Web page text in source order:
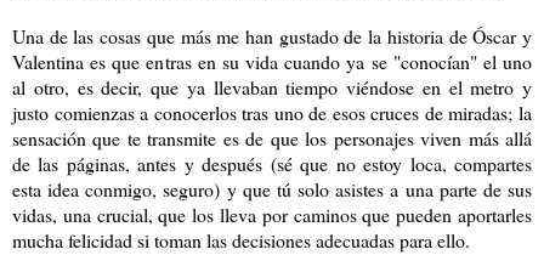
Una de las cosas que más me han gustado de la historia de Óscar y
Valentina es que entras en su vida cuando ya se "conocían" el uno
al otro, es decir, que ya llevaban tiempo viéndose en el metro y
justo comienzas a conocerlos tras uno de esos cruces de miradas; la
sensación que te transmite es de que los personajes viven más allá
de las páginas, antes y después (sé que no estoy loca, compartes
esta idea conmigo, seguro) y que tú solo asistes a una parte de sus
vidas, una crucial, que los lleva por caminos que pueden aportarles
mucha felicidad si toman las decisiones adecuadas para ello.